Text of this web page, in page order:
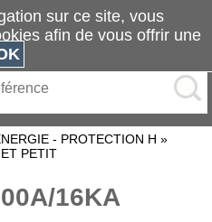
- PROTECTION H »
PETIT
16KA
sur ce site, vous
afin de vous offrir une